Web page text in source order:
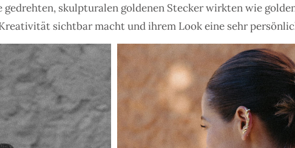
skulpturalen goldenen Stecker wirkten wie
sichtbar macht und ihrem Look eine sehr